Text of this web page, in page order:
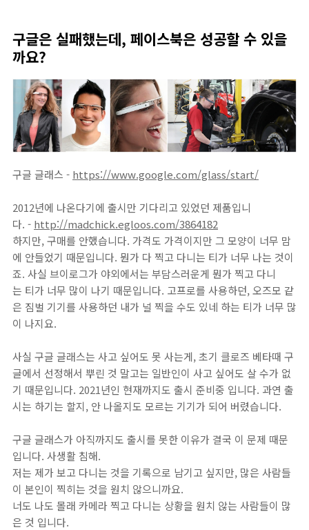
구글은 실패했는데, 페이스북은 성공할 수 있을
까요?
구글 글래스 - https://www.google.com/glass/start/
2012년에 나온다기에 출시만 기다리고 있었던 제품입니
다. - http://madchick.egloos.com/3864182
하지만, 구매를 안했습니다. 가격도 가격이지만 그 모양이 너무 맘
에 안들었기 때문입니다. 뭔가 다 찍고 다니는 티가 너무 나는 것이
죠. 사실 브이로그가 야외에서는 부담스러운게 뭔가 찍고 다니
는 티가 너무 많이 나기 때문입니다. 고프로를 사용하던, 오즈모 같
은 짐벌 기기를 사용하던 내가 널 찍을 수도 있네 하는 티가 너무 많
이 나지요.
사실 구글 글래스는 사고 싶어도 못 사는게, 초기 클로즈 베타때 구
글에서 선정해서 뿌린 것 말고는 일반인이 사고 싶어도 살 수가 없
기 때문입니다. 2021년인 현재까지도 출시 준비중 입니다. 과연 출
시는 하기는 할지, 안 나올지도 모르는 기기가 되어 버렸습니다.
구글 글래스가 아직까지도 출시를 못한 이유가 결국 이 문제 때문
입니다. 사생활 침해.
저는 제가 보고 다니는 것을 기록으로 남기고 싶지만, 많은 사람들
이 본인이 찍히는 것을 원치 않으니까요.
너도 나도 몰래 카메라 찍고 다니는 상황을 원치 않는 사람들이 많
은 것 입니다.